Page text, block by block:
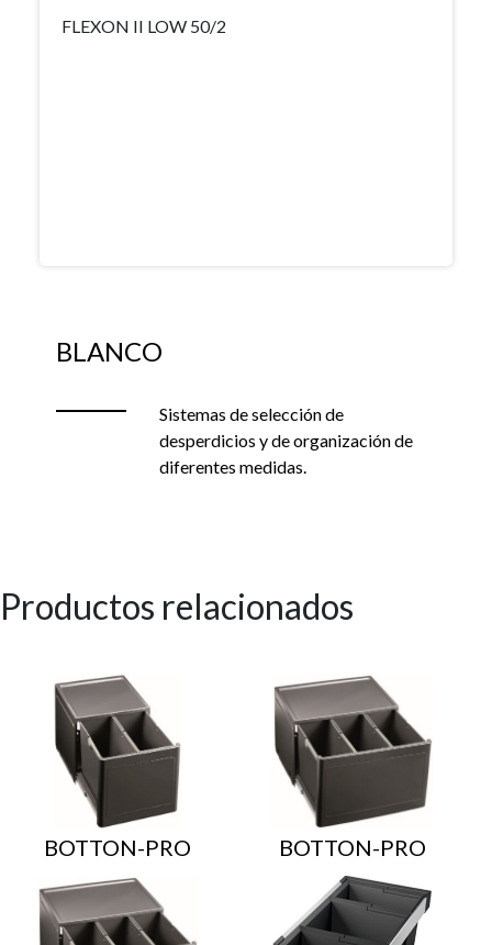
FLEXON II LOW 50/2
BLANCO
Sistemas de selección de
desperdicios y de organización de
diferentes medidas.
Productos relacionados
BOTTON-PRO BOTTON-PRO